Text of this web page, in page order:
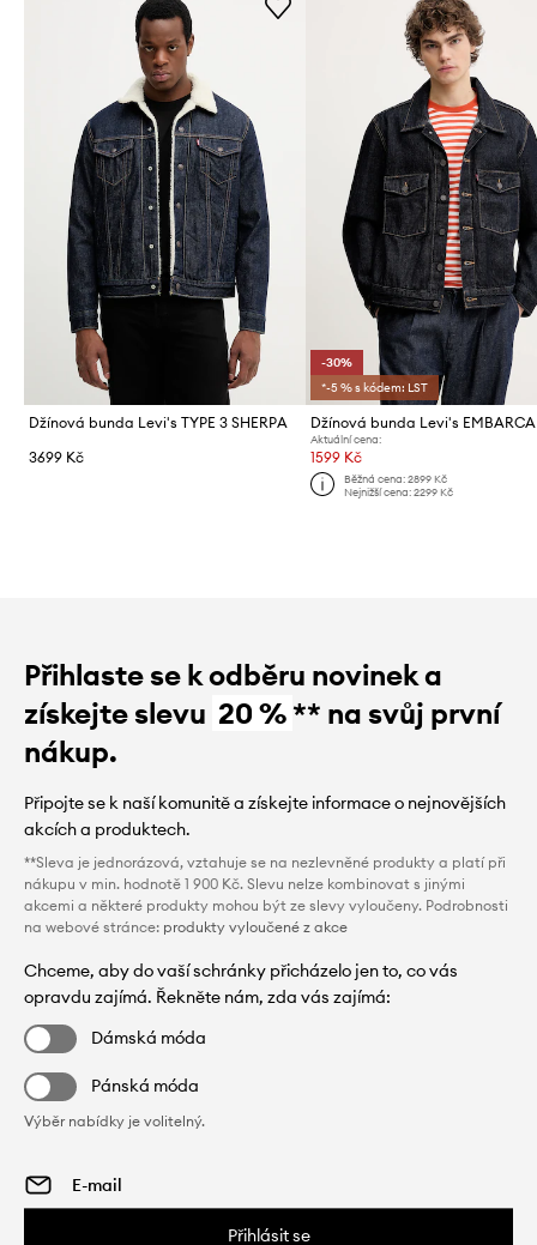
Džínová bunda Levi's TYPE 3 SHERPA
3699 Kč
-30%
*-5 % s kódem: LST
Aktuální cena:
1599 Kč
Běžná cena: 2899 Kč
Nejnižší cena: 2299 Kč
Přihlaste se k odběru novinek a
získejte slevu 20 %** na svůj první
nákup.
Připojte se k naší komunitě a získejte informace o nejnovějších
akcích a produktech.
**Sleva je jednorázová, vztahuje se na nezlevněné produkty a platí při
nákupu v min. hodnotě 1 900 Kč. Slevu nelze kombinovat s jinými
akcemi a některé produkty mohou být ze slevy vyloučeny. Podrobnosti
na webové stránce: produkty vyloučené z akce
Chceme, aby do vaší schránky přicházelo jen to, co vás
opravdu zajímá. Řekněte nám, zda vás zajímá:
Dámská móda
Pánská móda
Výběr nabídky je volitelný.
Přihlásit se